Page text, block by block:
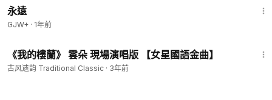
永遠
GJW+ · 1年前
《我的樓蘭》 雲朵 現場演唱版 【女星國語金曲】
古风遗韵 Traditional Classic · 3年前